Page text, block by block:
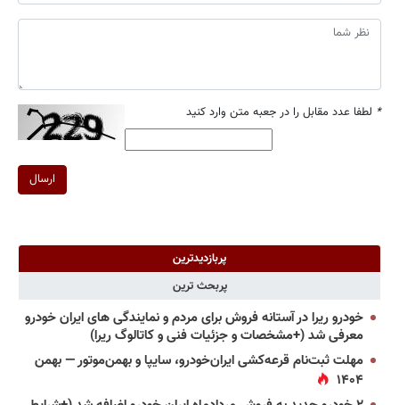
* لطفا عدد مقابل را در جعبه متن وارد کنید
ارسال
پربازدیدترین
پربحث ترین
خودرو ریرا در آستانه فروش برای مردم و نمایندگی های ایران خودرو
معرفی شد (+مشخصات و جزئیات فنی و کاتالوگ ریرا)
مهلت ثبت‌نام قرعه‌کشی ایران‌خودرو، سایپا و بهمن‌موتور — بهمن
۱۴۰۴